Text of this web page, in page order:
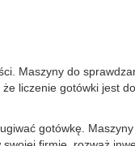
Maszyny do
liczenie gotówki jest
gotówkę.